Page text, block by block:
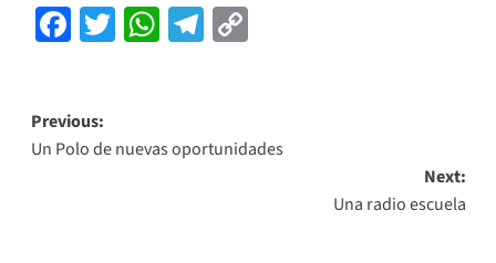
Facebook
Twitter
WhatsApp
Telegram
Copy
Previous:
Un Polo de nuevas oportunidades
Next:
Una radio escuela